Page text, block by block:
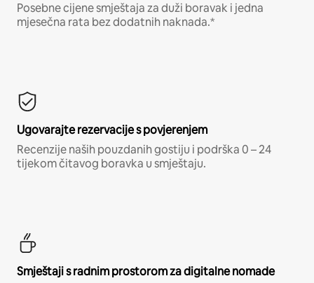
Posebne cijene smještaja za duži boravak i jedna
mjesečna rata bez dodatnih naknada.*
Ugovarajte rezervacije s povjerenjem
Recenzije naših pouzdanih gostiju i podrška 0 – 24
tijekom čitavog boravka u smještaju.
Smještaji s radnim prostorom za digitalne nomade